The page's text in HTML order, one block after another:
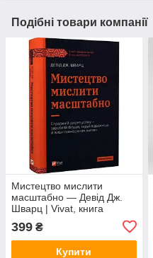
Подібні товари компанії
Мистецтво мислити
масштабно — Девід Дж.
Шварц | Vivat, книга
українською, нова, тверда
399 ₴
Купити